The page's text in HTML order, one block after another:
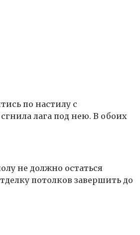
по настилу с
лага под нею. В обоих
не должно остаться
потолков завершить до